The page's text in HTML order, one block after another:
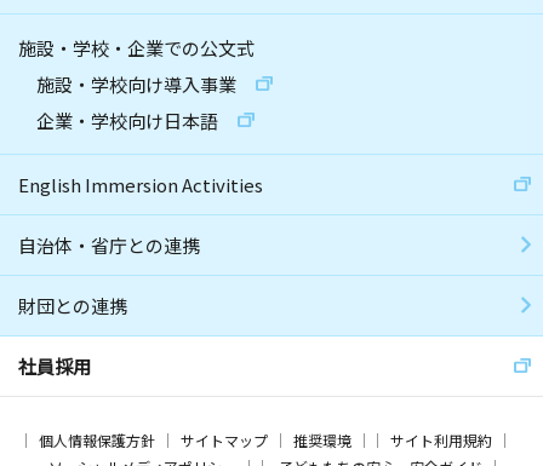
施設・学校・企業での公文式
施設・学校向け導入事業
企業・学校向け日本語
English Immersion Activities
自治体・省庁との連携
財団との連携
社員採用
個人情報保護方針 サイトマップ 推奨環境
サイト利用規約